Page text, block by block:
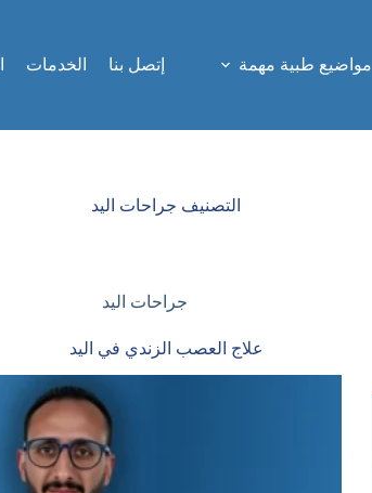
مواضيع طبية مهمة إتصل بنا الخدمات
التصنيف جراحات اليد
جراحات اليد
علاج العصب الزندي في اليد